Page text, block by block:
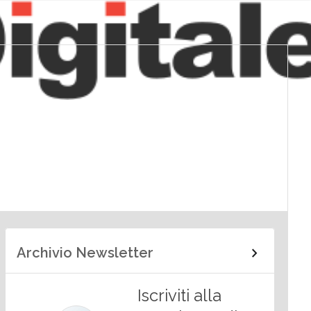
Archivio Newsletter
Iscriviti alla